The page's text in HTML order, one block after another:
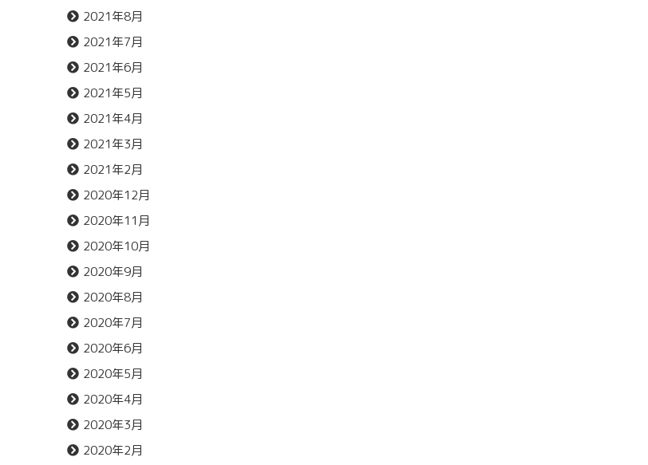
2021年8月
2021年7月
2021年6月
2021年5月
2021年4月
2021年3月
2021年2月
2020年12月
2020年11月
2020年10月
2020年9月
2020年8月
2020年7月
2020年6月
2020年5月
2020年4月
2020年3月
2020年2月